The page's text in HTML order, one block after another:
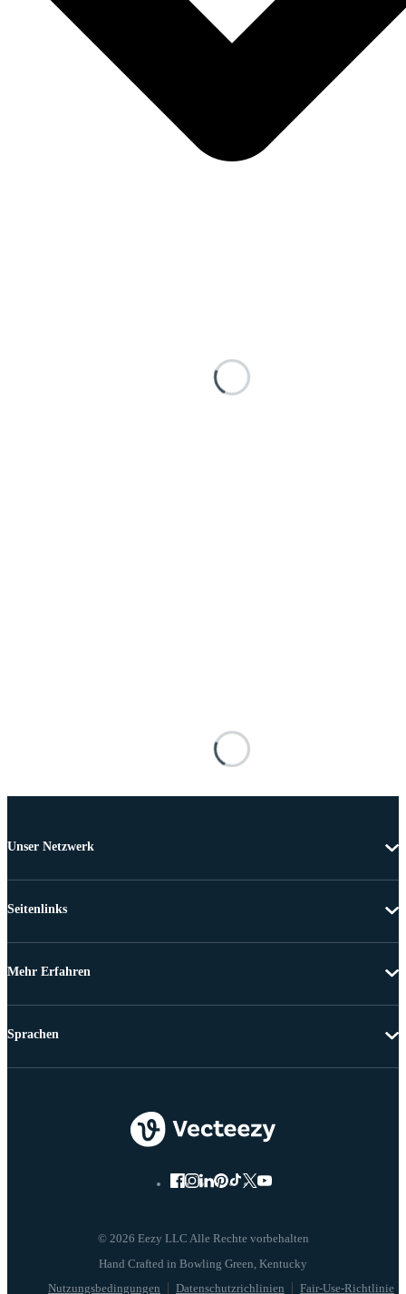
Unser Netzwerk
Seitenlinks
Mehr Erfahren
© 2026 Eezy LLC Alle Rechte vorbehalten
Nutzungsbedingungen Datenschutzrichlinien Fair-Use-Richtlinie
Sprachen